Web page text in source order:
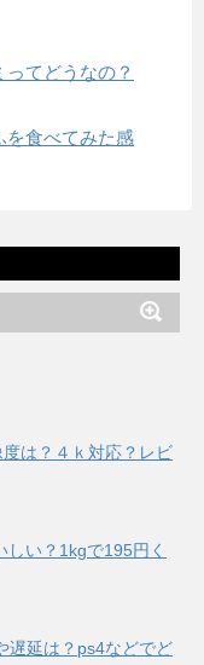
てどうなの？
を食べてみた感
は？４ｋ対応？レビ
い？1kgで195円く
遅延は？ps4などでど